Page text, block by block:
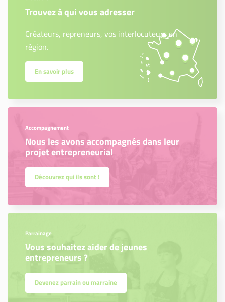
Trouvez à qui vous adresser
Créateurs, repreneurs, vos interlocuteurs en
région.
En savoir plus
Accompagnement
Nous les avons accompagnés dans leur
projet entrepreneurial
Découvrez qui ils sont !
Parrainage
Vous souhaitez aider de jeunes
entrepreneurs ?
Devenez parrain ou marraine